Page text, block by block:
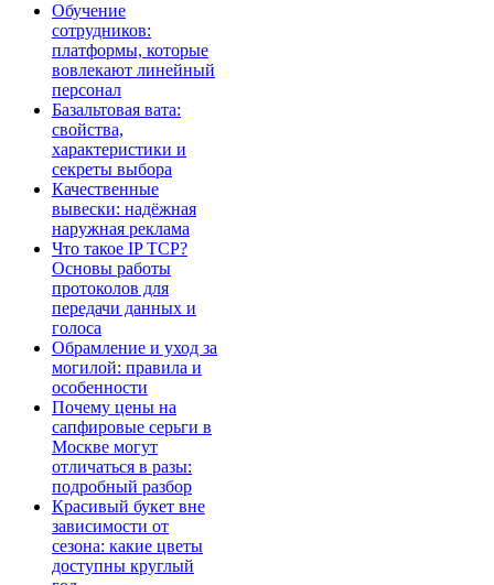
Обучение
сотрудников:
платформы, которые
вовлекают линейный
персонал
Базальтовая вата:
свойства,
характеристики и
секреты выбора
Качественные
вывески: надёжная
наружная реклама
Что такое IP TCP?
Основы работы
протоколов для
передачи данных и
голоса
Обрамление и уход за
могилой: правила и
особенности
Почему цены на
сапфировые серьги в
Москве могут
отличаться в разы:
подробный разбор
Красивый букет вне
зависимости от
сезона: какие цветы
доступны круглый